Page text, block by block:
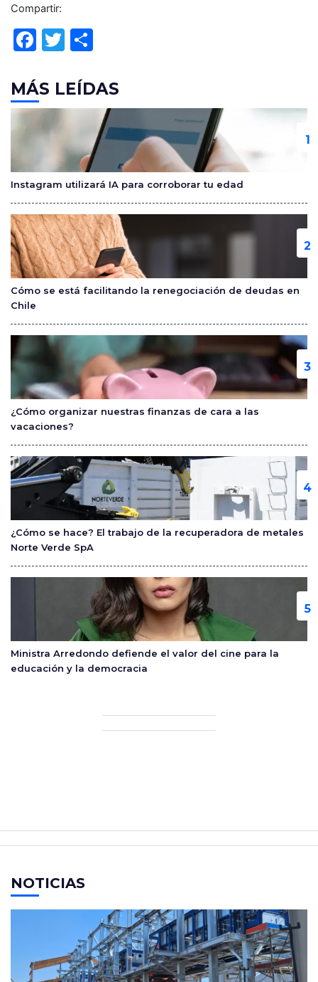
Compartir:
F
c
e
b
o
k
T
itt
er
m
p
ar
tir
MÁS LEÍDAS
Instagram utilizará IA para corroborar tu edad
Cómo se está facilitando la renegociación de deudas en
Chile
¿Cómo organizar nuestras finanzas de cara a las
vacaciones?
¿Cómo se hace? El trabajo de la recuperadora de metales
Norte Verde SpA
Ministra Arredondo defiende el valor del cine para la
educación y la democracia
NOTICIAS